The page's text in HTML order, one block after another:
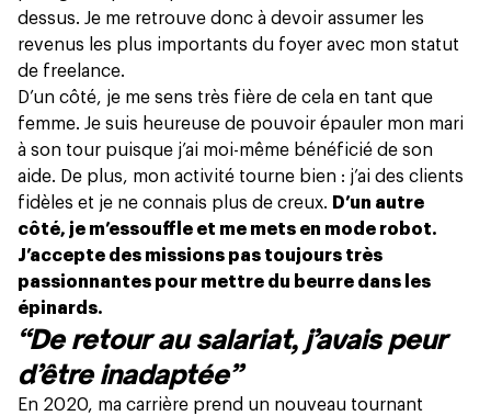
dessus. Je me retrouve donc à devoir assumer les
revenus les plus importants du foyer avec mon statut
de freelance.
D’un côté, je me sens très fière de cela en tant que
femme. Je suis heureuse de pouvoir épauler mon mari
à son tour puisque j’ai moi-même bénéficié de son
aide. De plus, mon activité tourne bien : j’ai des clients
fidèles et je ne connais plus de creux. D’un autre
côté, je m’essouffle et me mets en mode robot.
J’accepte des missions pas toujours très
passionnantes pour mettre du beurre dans les
épinards.
“De retour au salariat, j’avais peur
d’être inadaptée”
En 2020, ma carrière prend un nouveau tournant